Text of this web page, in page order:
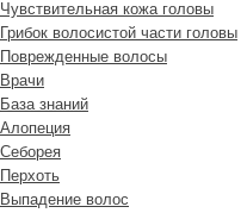
Чувствительная кожа головы
Грибок волосистой части головы
Поврежденные волосы
Врачи
База знаний
Алопеция
Себорея
Перхоть
Выпадение волос